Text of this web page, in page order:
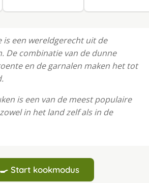
is een wereldgerecht uit de
De combinatie van de dunne
en de garnalen maken het tot
is een van de meest populaire
in het land zelf als in de
Start kookmodus